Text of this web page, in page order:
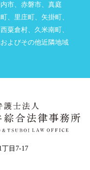
市、赤磐市、真庭
、里庄町、矢掛町、
粟倉村、久米南町、
よびその他近隣地域
丁目7-17